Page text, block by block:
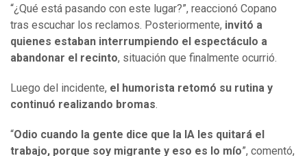
“¿Qué está pasando con este lugar?”, reaccionó Copano
tras escuchar los reclamos. Posteriormente, invitó a
quienes estaban interrumpiendo el espectáculo a
abandonar el recinto, situación que finalmente ocurrió.
Luego del incidente, el humorista retomó su rutina y
continuó realizando bromas.
“Odio cuando la gente dice que la IA les quitará el
trabajo, porque soy migrante y eso es lo mío”, comentó,